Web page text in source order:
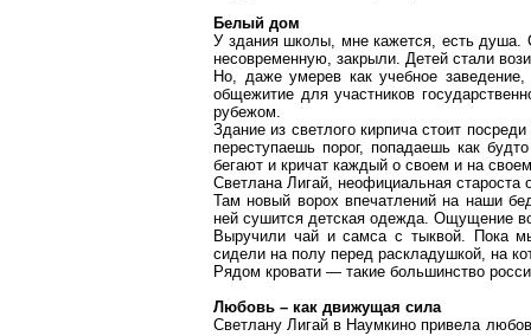
Белый дом
У здания школы, мне кажется, есть душа.
несовременную, закрыли. Детей стали
Но, даже умерев как учебное
общежитие для участников
рубежом.
Здание из светлого кирпича стоит
переступаешь порог, попадаешь как
бегают и кричат каждый о своем и на
Светлана Лигай, неофициальная
Там новый ворох впечатлений на наши
ней сушится детская одежда. Ощущение
Выручили чай и самса с тыквой. Пока
сидели на полу перед раскладушкой, на
Рядом кровати — такие большинство
Любовь – как движущая сила
Светлану Лигай в Наумкино привела